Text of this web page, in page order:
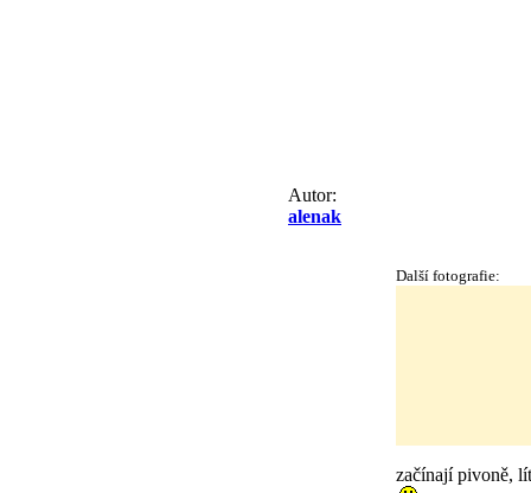
Autor:
alenak
Další fotografie:
začínají pivoně,